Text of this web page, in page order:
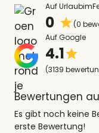
Auf
0
(0
Auf Google
4.1
(3139
Bewertungen
Es gibt noch keine
erste Bewertung!